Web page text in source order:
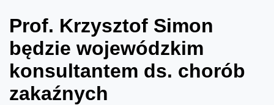
Prof. Krzysztof Simon
będzie wojewódzkim
konsultantem ds. chorób
zakaźnych